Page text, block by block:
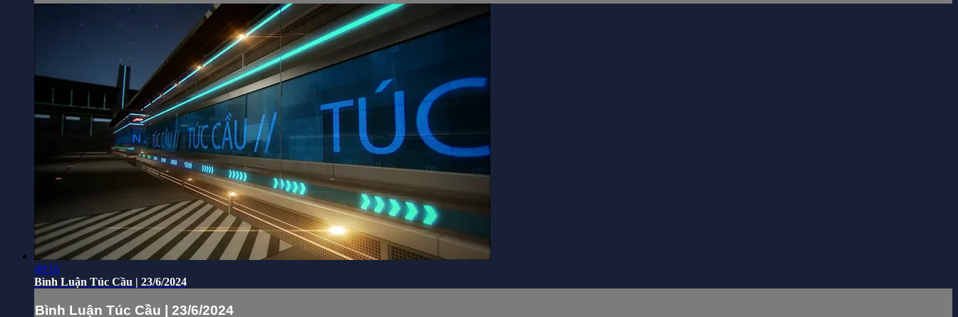
49:16
Bình Luận Túc Cầu | 23/6/2024
Bình Luận Túc Cầu | 23/6/2024